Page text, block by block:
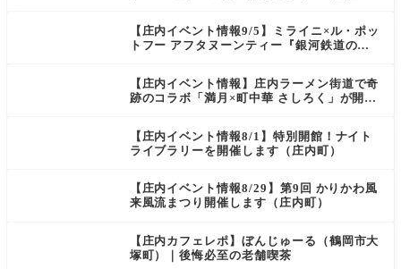
【庄内イベント情報9/5】ミライニ×ル・ポッ
トフー アフタヌーンティー『銀河鉄道の
【庄内イベント情報】庄内ラーメン街道で奇
跡のコラボ「満月×町中華 さしろく」が開催
【庄内イベント情報8/1】特別開館！ナイト
ライブラリーを開催します（庄内町）
【庄内イベント情報8/29】第9回 かりかわ風
来風流まつり開催します（庄内町）
【庄内カフェレポ】ぼんじゅーる（鶴岡市大
塚町）｜後悔必至の老舗喫茶